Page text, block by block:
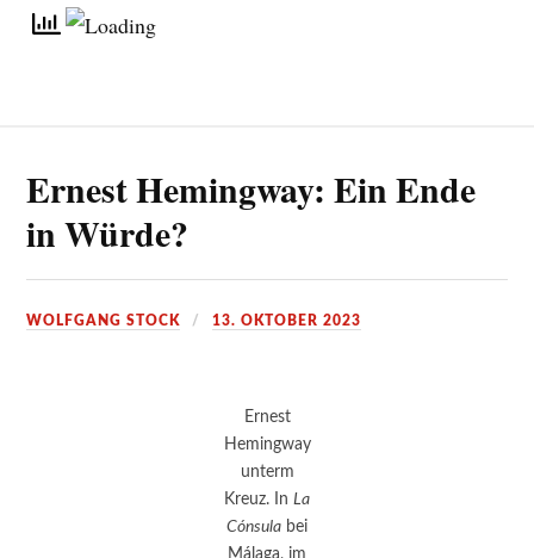
Ernest Hemingway: Ein Ende
in Würde?
WOLFGANG STOCK 13. OKTOBER 2023
Ernest
Hemingway
unterm
Kreuz. In La
Cónsula bei
Málaga, im